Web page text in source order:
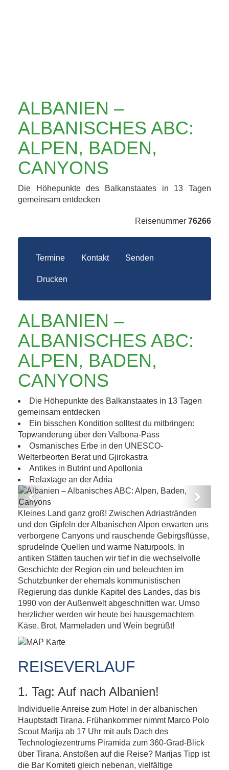
ALBANIEN –
ALBANISCHES ABC:
ALPEN, BADEN,
CANYONS
Die Höhepunkte des Balkanstaates in 13 Tagen
gemeinsam entdecken
Reisenummer 76266
Termine Kontakt Senden
Drucken
ALBANIEN –
ALBANISCHES ABC:
ALPEN, BADEN,
CANYONS
Die Höhepunkte des Balkanstaates in 13 Tagen
gemeinsam entdecken
Ein bisschen Kondition solltest du mitbringen:
Topwanderung über den Valbona-Pass
Osmanisches Erbe in den UNESCO-
Welterbeorten Berat und Gjirokastra
Antikes in Butrint und Apollonia
Relaxtage an der Adria
Albanien – Albanisches ABC: Alpen,
Baden, Canyons
Previous Next
Kleines Land ganz groß! Zwischen Adriastränden
und den Gipfeln der Albanischen Alpen erwarten uns
verborgene Canyons und rauschende Gebirgsflüsse,
sprudelnde Quellen und warme Naturpools. In
antiken Stätten tauchen wir tief in die wechselvolle
Geschichte der Region ein und beleuchten im
Schutzbunker der ehemals kommunistischen
Regierung das dunkle Kapitel des Landes, das bis
1990 von der Außenwelt abgeschnitten war. Umso
herzlicher werden wir heute bei hausgemachtem
Käse, Brot, Marmeladen und Wein begrüßt!
REISEVERLAUF
1. Tag: Auf nach Albanien!
Individuelle Anreise zum Hotel in der albanischen
Hauptstadt Tirana. Frühankommer nimmt Marco Polo
Scout Marija ab 17 Uhr mit aufs Dach des
Technologiezentrums Piramida zum 360-Grad-Blick
über Tirana. Anstoßen auf die Reise? Marijas Tipp ist
die Bar Komiteti gleich nebenan, vielfältige